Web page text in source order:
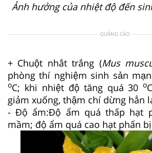
Ảnh hưởng của nhiệt độ đến
QUẢNG CÁO
+ Chuột nhắt trắng (Mus
phòng thí nghiệm sinh sản
oC; khi nhiệt độ tăng quá 30o
giảm xuống, thậm chí dừng hẳn
-Độ ẩm:Độ ẩm quá thấp hạt
mầm; độ ẩm quá cao hạt phấn